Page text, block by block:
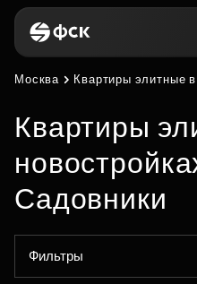
Москва Квартиры элитные
Квартиры
Садовники
Фильтры